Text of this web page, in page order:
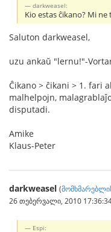
darkweasel:
Kio estas ĉikano? Mi ne
Saluton darkweasel,
uzu ankaŭ "lernu!"-
Ĉikano > ĉikani > 1. fari
malhelpojn,
disputadi.
Amike
Klaus-Peter
darkweasel (
26 თებერვალი, 2010
Espi: